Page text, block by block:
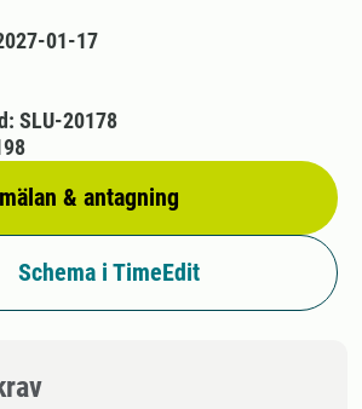
01-17
& antagning
SLU-20178
Schema i TimeEdit